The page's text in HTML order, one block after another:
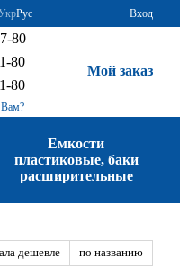
Рус Вход
80
80
80
Вам?
Мой заказ
Емкости
пластиковые, баки
расширительные
дешевле по названию